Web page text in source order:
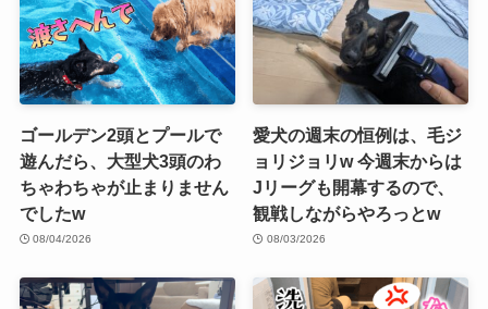
ゴールデン2頭とプールで
遊んだら、大型犬3頭のわ
ちゃわちゃが止まりません
でしたw
08/04/2026
愛犬の週末の恒例は、毛ジ
ョリジョリw 今週末からは
Jリーグも開幕するので、
観戦しながらやろっとw
08/03/2026